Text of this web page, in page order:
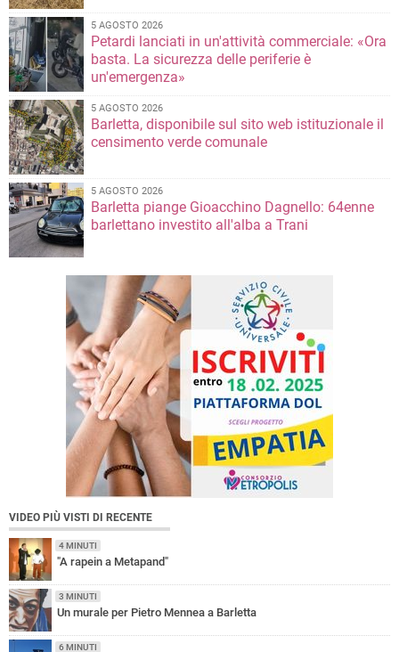
5 AGOSTO 2026
Petardi lanciati in un'attività commerciale: «Ora
basta. La sicurezza delle periferie è
un'emergenza»
5 AGOSTO 2026
Barletta, disponibile sul sito web istituzionale il
censimento verde comunale
5 AGOSTO 2026
Barletta piange Gioacchino Dagnello: 64enne
barlettano investito all'alba a Trani
VIDEO PIÙ VISTI DI RECENTE
4 MINUTI
"A rapein a Metapand"
3 MINUTI
Un murale per Pietro Mennea a Barletta
6 MINUTI